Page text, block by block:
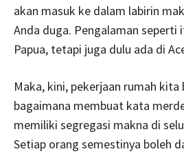
akan masuk ke dalam labirin
Anda duga. Pengalaman seperti
Papua, tetapi juga dulu ada di
Maka, kini, pekerjaan rumah kita
bagaimana membuat kata
memiliki segregasi makna di
Setiap orang semestinya boleh